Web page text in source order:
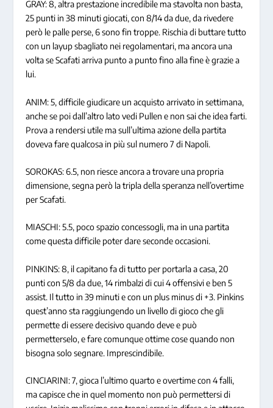
GRAY: 8, altra prestazione incredibile ma stavolta non basta,
25 punti in 38 minuti giocati, con 8/14 da due, da rivedere
però le palle perse, 6 sono fin troppe. Rischia di buttare tutto
con un layup sbagliato nei regolamentari, ma ancora una
volta se Scafati arriva punto a punto fino alla fine è grazie a
lui.
ANIM: 5, difficile giudicare un acquisto arrivato in settimana,
anche se poi dall’altro lato vedi Pullen e non sai che idea farti.
Prova a rendersi utile ma sull’ultima azione della partita
doveva fare qualcosa in più sul numero 7 di Napoli.
SOROKAS: 6.5, non riesce ancora a trovare una propria
dimensione, segna però la tripla della speranza nell’overtime
per Scafati.
MIASCHI: 5.5, poco spazio concessogli, ma in una partita
come questa difficile poter dare seconde occasioni.
PINKINS: 8, il capitano fa di tutto per portarla a casa, 20
punti con 5/8 da due, 14 rimbalzi di cui 4 offensivi e ben 5
assist. Il tutto in 39 minuti e con un plus minus di +3. Pinkins
quest’anno sta raggiungendo un livello di gioco che gli
permette di essere decisivo quando deve e può
permetterselo, e fare comunque ottime cose quando non
bisogna solo segnare. Imprescindibile.
CINCIARINI: 7, gioca l’ultimo quarto e overtime con 4 falli,
ma capisce che in quel momento non può permettersi di